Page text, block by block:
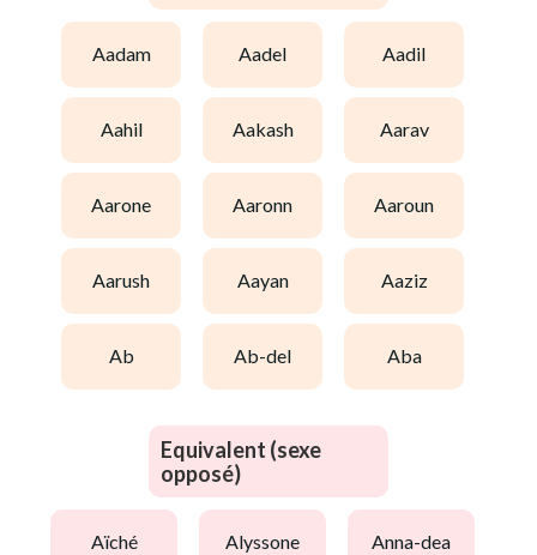
aadam aadel aadil
aahil aakash aarav
aarone aaronn aaroun
aarush aayan aaziz
ab ab-del aba
Equivalent (sexe
opposé)
aïché alyssone anna-dea